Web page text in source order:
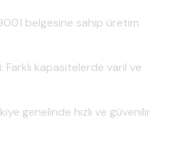
belgesine sahip üretim
Farklı kapasitelerde varil ve
genelinde hızlı ve güvenilir